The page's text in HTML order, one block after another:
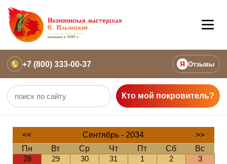
+7 (800) 333-00-37 Я Отзывы
Кто мой покровитель?
<< Сентябрь - 2034
>>
Пн
Вт Ср Чт Пт Сб
Вс
28
29 30 31 1 2
3